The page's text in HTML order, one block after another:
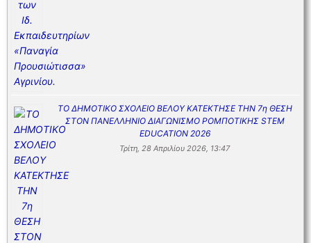
ΤΟ ΔΗΜΟΤΙΚΟ ΣΧΟΛΕΙΟ ΒΕΛΟΥ ΚΑΤΕΚΤΗΣΕ ΤΗΝ 7η ΘΕΣΗ
ΣΤΟΝ ΠΑΝΕΛΛΗΝΙΟ ΔΙΑΓΩΝΙΣΜΟ ΡΟΜΠΟΤΙΚΗΣ STEM
EDUCATION 2026
Τρίτη, 28 Απριλίου 2026, 13:47